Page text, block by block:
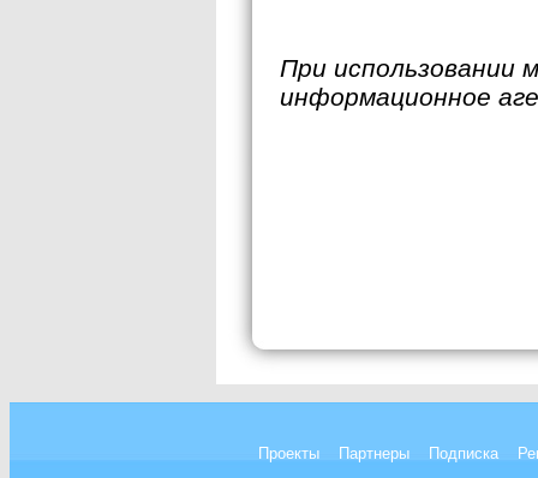
При использовании
информационное
Проекты Партнеры Подписка